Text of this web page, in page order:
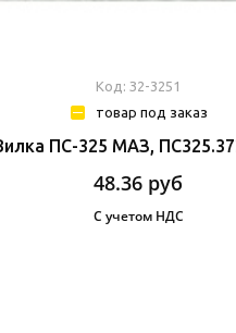
Код: З2-3251
товар под заказ
ПС-325 МАЗ,
48.36 руб
С учетом НДС